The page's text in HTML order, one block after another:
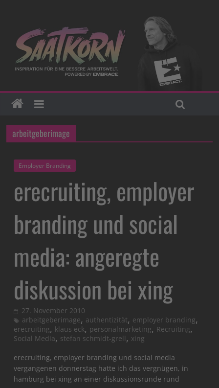
arbeitgeberimage
Employer Branding
erecruiting, employer
branding und social
media: angeregte
diskussion bei xing
27. November 2010
arbeitgeberimage, authentizität, employer branding,
erecruiting, klaus eck, personalmarketing, Recruiting,
Social Media, stefan schmidt-grell, xing
erecruiting, employer branding und social media
vergangenen donnerstag hatte ich das vergnügen, in
hamburg bei xing an einer diskussionsrunde rund